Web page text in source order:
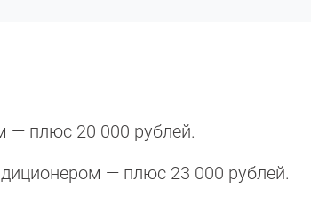
— плюс 20 000 рублей.
— плюс 23 000 рублей.